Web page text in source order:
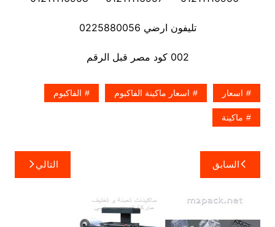
تليفون ارضي 0225880056
002 كود مصر قبل الرقم
اسعار اسعار ماكينة الفاكبوم الفاكبوم
ماكينة
تصفّح
المقالات
السابق التالي